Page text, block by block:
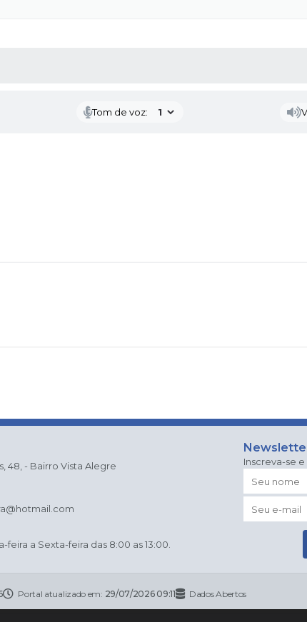
Tom de voz:
48, - Bairro Vista Alegre
a Sexta-feira das 8:00 as 13:00.
Inscreva-se
Portal atualizado em: 29/07/2026 09:11 Dados Abertos